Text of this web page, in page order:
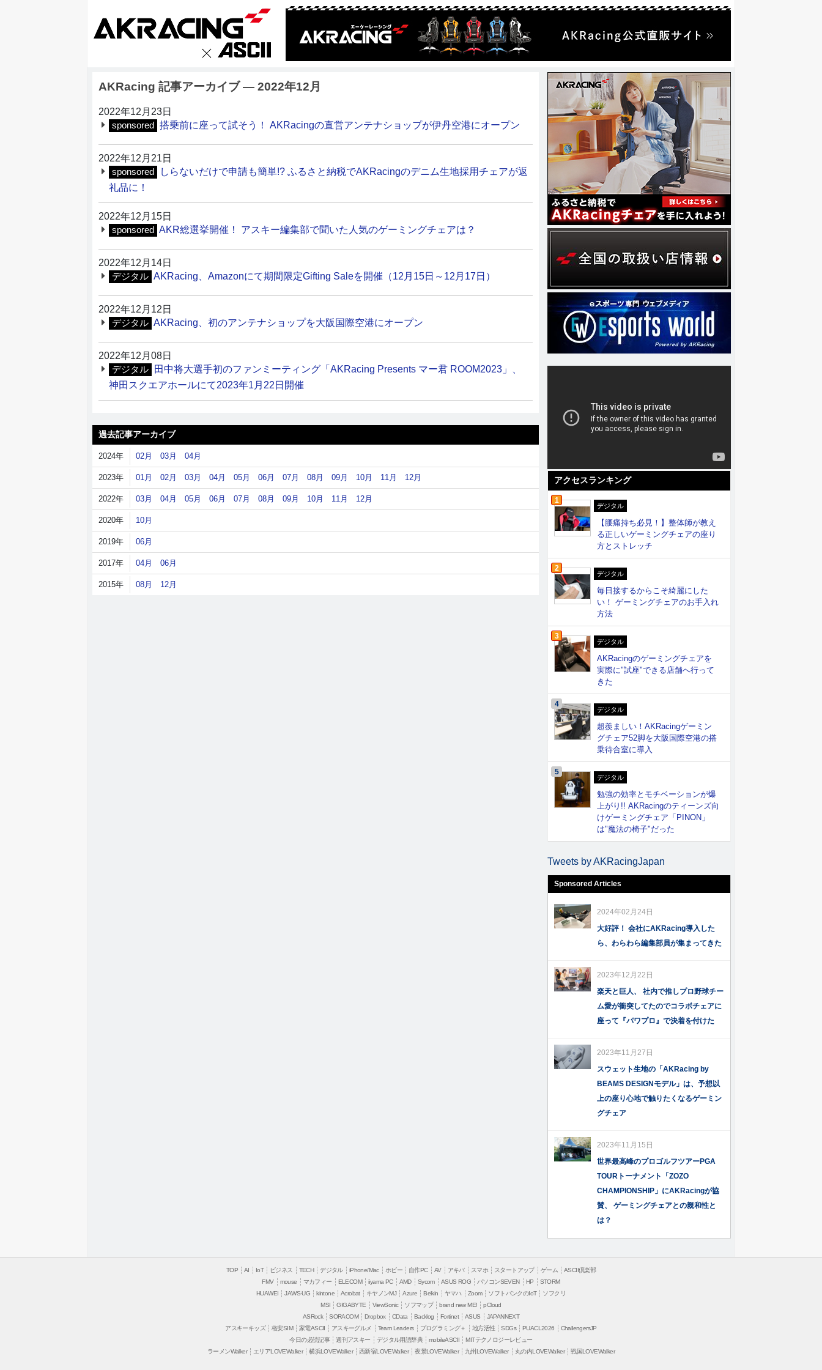
AKRacing 記事アーカイブ ― 2022年12月
2022年12月23日
sponsored 搭乗前に座って試そう！ AKRacingの直営アンテナショップが伊丹空港にオープン
2022年12月21日
sponsored
しらないだけで申請も簡単!? ふるさと納税でAKRacingのデニム生地採用チェアが返
礼品に！
2022年12月15日
sponsored AKR総選挙開催！ アスキー編集部で聞いた人気のゲーミングチェアは？
2022年12月14日
デジタル AKRacing、Amazonにて期間限定Gifting Saleを開催（12月15日～12月17日）
2022年12月12日
デジタル AKRacing、初のアンテナショップを大阪国際空港にオープン
2022年12月08日
デジタル
田中将大選手初のファンミーティング「AKRacing Presents マー君 ROOM2023」、
神田スクエアホールにて2023年1月22日開催
過去記事アーカイブ
2024年 02月 03月 04月
2023年 01月 02月 03月 04月 05月 06月 07月 08月 09月 10月 11月 12月
2022年 03月 04月 05月 06月 07月 08月 09月 10月 11月 12月
2020年 10月
2019年 06月
2017年 04月 06月
2015年 08月 12月
アクセスランキング
1
デジタル
【腰痛持ち必見！】整体師が教え
る正しいゲーミングチェアの座り
方とストレッチ
2
デジタル
毎日接するからこそ綺麗にした
い！ ゲーミングチェアのお手入れ
方法
3
デジタル
AKRacingのゲーミングチェアを
実際に"試座"できる店舗へ行って
きた
4
デジタル
超羨ましい！AKRacingゲーミン
グチェア52脚を大阪国際空港の搭
乗待合室に導入
5
デジタル
勉強の効率とモチベーションが爆
上がり!! AKRacingのティーンズ向
けゲーミングチェア「PINON」
は"魔法の椅子"だった
Tweets by AKRacingJapan
Sponsored Articles
2024年02月24日
大好評！ 会社にAKRacing導入した
ら、わらわら編集部員が集まってきた
2023年12月22日
楽天と巨人、 社内で推しプロ野球チー
ム愛が衝突してたのでコラボチェアに
座って『パワプロ』で決着を付けた
2023年11月27日
スウェット生地の「AKRacing by
BEAMS DESIGNモデル」は、予想以
上の座り心地で触りたくなるゲーミン
グチェア
2023年11月15日
世界最高峰のプロゴルフツアーPGA
TOURトーナメント「ZOZO
CHAMPIONSHIP」にAKRacingが協
賛、 ゲーミングチェアとの親和性と
は？
TOP AI IoT ビジネス TECH デジタル iPhone/Mac ホビー 自作PC AV アキバ スマホ スタートアップ ゲーム
ASCII倶楽部
FMV
mouse マカフィー ELECOM iiyama PC AMD Sycom ASUS ROG パソコンSEVEN HP
STORM
HUAWEI
JAWS-UG kintone Acrobat キヤノンMJ Azure Belkin ヤマハ Zoom ソフトバンクのIoT
ソフクリ
MSI
GIGABYTE ViewSonic ソフマップ brand new ME!
pCloud
ASRock
SORACOM Dropbox CData Backlog Fortinet ASUS
JAPANNEXT
アスキーキッズ
格安SIM 家電ASCII アスキーグルメ Team Leaders プログラミング＋ 地方活性 SDGs PUACL2026
ChallengersJP
今日の必読記事
週刊アスキー デジタル用語辞典 mobileASCII
MITテクノロジーレビュー
ラーメンWalker
エリアLOVEWalker 横浜LOVEWalker 西新宿LOVEWalker 夜景LOVEWalker 九州LOVEWalker 丸の内LOVEWalker 戦国LOVEWalker